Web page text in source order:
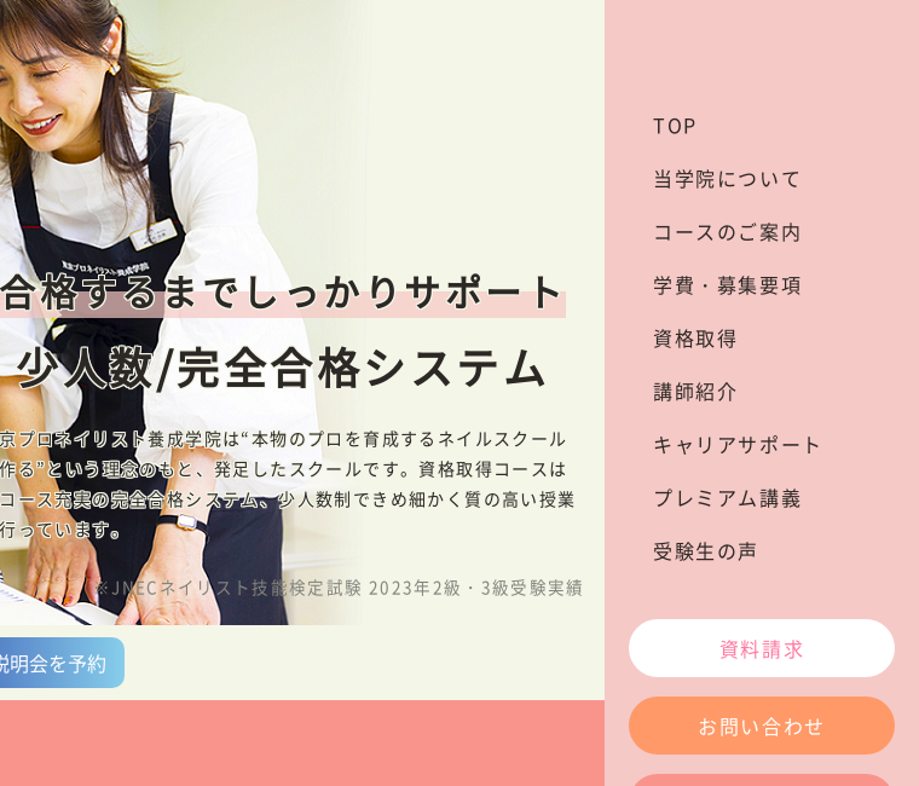
TOP
当学院について
コースのご案内
学費・募集要項
資格取得
講師紹介
キャリアサポート
プレミアム講義
受験生の声
資料請求
お問い合わせ
合格するまでしっかりサポート
少人数/完全合格システム
プロネイリスト養成学院は“本物のプロを育成するネイルスクール
る”という理念のもと、発足したスクールです。資格取得コースは
ース充実の完全合格システム、少人数制できめ細かく質の高い授業
っています。
※JNECネイリスト技能検定試験 2023年2級・3級受験実績
明会を予約